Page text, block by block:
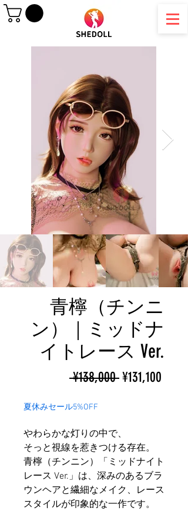
青檸（チンニ
ン）｜ミッドナ
イトレース Ver.
¥138,000 ราคา
¥131,100
夏休みセール5%OFF
やわらかな灯りの中で、
そっと視線を惹きつける存在。
青檸（チンニン）「ミッドナイト
レース Ver.」は、深みのあるブラ
ウンヘアと繊細なメイク、レース
スタイルが印象的な一作です。